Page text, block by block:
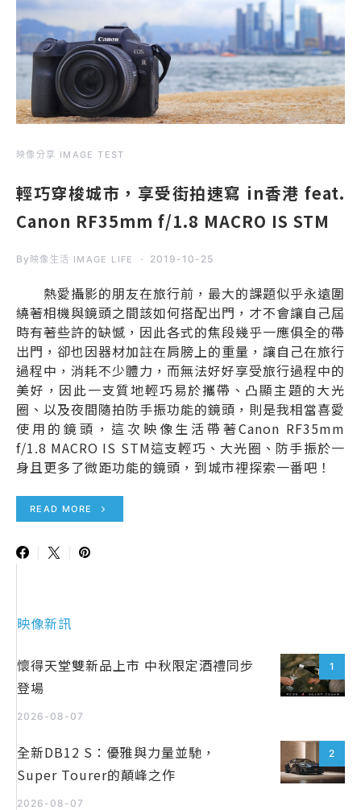
映像分享 IMAGE TEST
輕巧穿梭城市，享受街拍速寫 in香港 feat.
Canon RF35mm f/1.8 MACRO IS STM
By 映像生活 IMAGE LIFE 2019-10-25
熱愛攝影的朋友在旅行前，最大的課題似乎永遠圍
繞著相機與鏡頭之間該如何搭配出門，才不會讓自己屆
時有著些許的缺憾，因此各式的焦段幾乎一應俱全的帶
出門，卻也因器材加註在肩膀上的重量，讓自己在旅行
過程中，消耗不少體力，而無法好好享受旅行過程中的
美好，因此一支質地輕巧易於攜帶、凸顯主題的大光
圈、以及夜間隨拍防手振功能的鏡頭，則是我相當喜愛
使用的鏡頭，這次映像生活帶著Canon RF35mm
f/1.8 MACRO IS STM這支輕巧、大光圈、防手振於一
身且更多了微距功能的鏡頭，到城市裡探索一番吧！
READ MORE
映像新訊
1
懷得天堂雙新品上市 中秋限定酒禮同步
登場
2026-08-07
2
全新DB12 S：優雅與力量並馳，
Super Tourer的顛峰之作
2026-08-07